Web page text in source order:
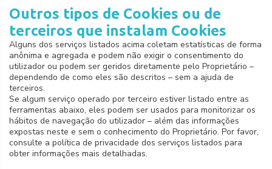
Outros tipos de Cookies ou de
terceiros que instalam Cookies
Alguns dos serviços listados acima coletam estatísticas de forma
anônima e agregada e podem não exigir o consentimento do
utilizador ou podem ser geridos diretamente pelo Proprietário –
dependendo de como eles são descritos – sem a ajuda de
terceiros.
Se algum serviço operado por terceiro estiver listado entre as
ferramentas abaixo, eles podem ser usados para monitorizar os
hábitos de navegação do utilizador – além das informações
expostas neste e sem o conhecimento do Proprietário. Por favor,
consulte a política de privacidade dos serviços listados para
obter informações mais detalhadas.